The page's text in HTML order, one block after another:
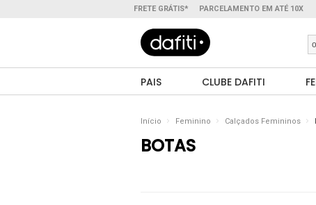
FRETE GRÁTIS* PARCELAMENTO EM ATÉ 10X
PAIS CLUBE DAFITI
Início Feminino Calçados Femininos
BOTAS